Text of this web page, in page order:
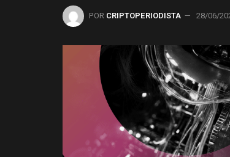
POR CRIPTOPERIODISTA 28/06/